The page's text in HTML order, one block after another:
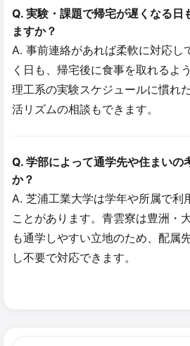
Q. 実験・課題で帰宅が遅くなる日
ますか？
A. 事前連絡があれば柔軟に対応し
く日も、帰宅後に食事を取れるよ
理工系の実験スケジュールに慣れ
活リズムの相談もできます。
Q. 学部によって通学先や住まいの
か？
A. 芝浦工業大学は学年や所属で利
ことがあります。青雲寮は豊洲・
も通学しやすい立地のため、配属
し不要で対応できます。